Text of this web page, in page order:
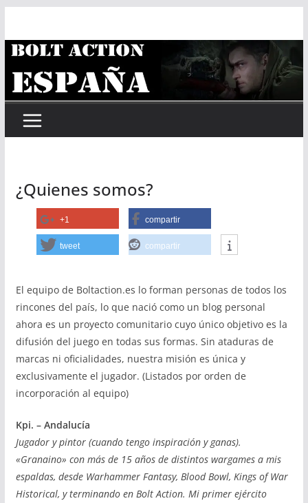
contenido
¿Quienes somos?
+1 compartir
tweet compartir
El equipo de Boltaction.es lo forman personas de todos los
rincones del país, lo que nació como un blog personal
ahora es un proyecto comunitario cuyo único objetivo es la
difusión del juego en todas sus formas. Sin ataduras de
marcas ni oficialidades, nuestra misión es única y
exclusivamente el jugador. (Listados por orden de
incorporación al equipo)
Kpi. – Andalucía
Jugador y pintor (cuando tengo inspiración y ganas).
«Granaino» con más de 15 años de distintos wargames a mis
espaldas, desde Warhammer Fantasy, Blood Bowl, Kings of War
Historical, y terminando en Bolt Action. Mi primer ejército